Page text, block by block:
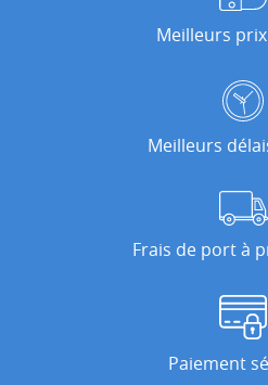
Meilleurs
Meilleurs
Frais de port à
Paiement